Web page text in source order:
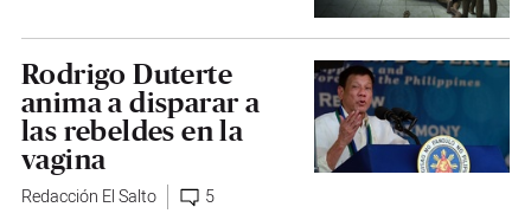
Rodrigo Duterte
anima a disparar a
las rebeldes en la
vagina
Redacción El Salto 5